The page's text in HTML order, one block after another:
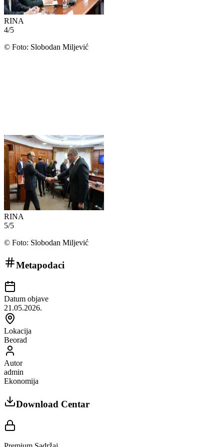
RINA
4/5
© Foto: Slobodan Miljević
RINA
5/5
© Foto: Slobodan Miljević
Metapodaci
Datum objave
21.05.2026.
Lokacija
Beorad
Autor
admin
Ekonomija
Download Centar